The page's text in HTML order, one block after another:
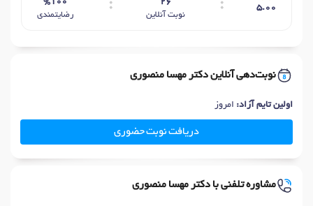
5.00
26
نوبت آنلاین
%100
رضایتمندی
نوبت‌دهی آنلاین دکتر مهسا منصوری
اولین تایم آزاد: امروز
دریافت نوبت حضوری
مشاوره تلفنی با دکتر مهسا منصوری